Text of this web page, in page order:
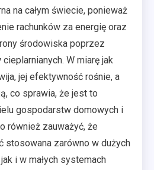
na całym świecie, ponieważ
rachunków za energię oraz
środowiska poprzez
W miarę jak
jej efektywność rośnie, a
co sprawia, że jest to
gospodarstw domowych i
również zauważyć, że
stosowana zarówno w dużych
i w małych systemach